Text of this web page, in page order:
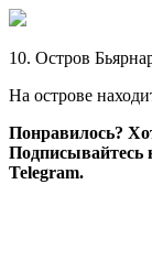
10. Остров
На острове
Понравилось?
Подписывайтесь
Telegram.